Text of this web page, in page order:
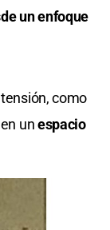
un enfoque
como
unespacio